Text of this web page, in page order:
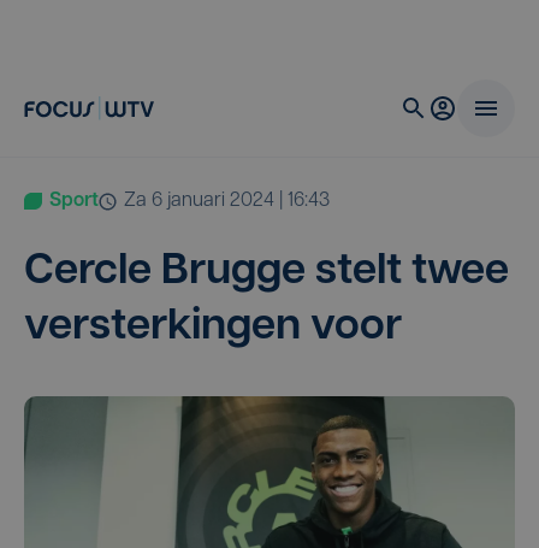
Sport za 6 januari 2024 | 16:43
Cer­cle Brug­ge stelt twee
ver­ster­kin­gen voor